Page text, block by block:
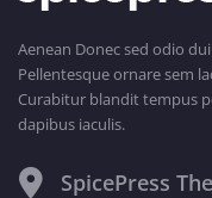
Aenean Donec sed odio
Pellentesque ornare sem
Curabitur blandit tempus
dapibus iaculis.
SpicePress